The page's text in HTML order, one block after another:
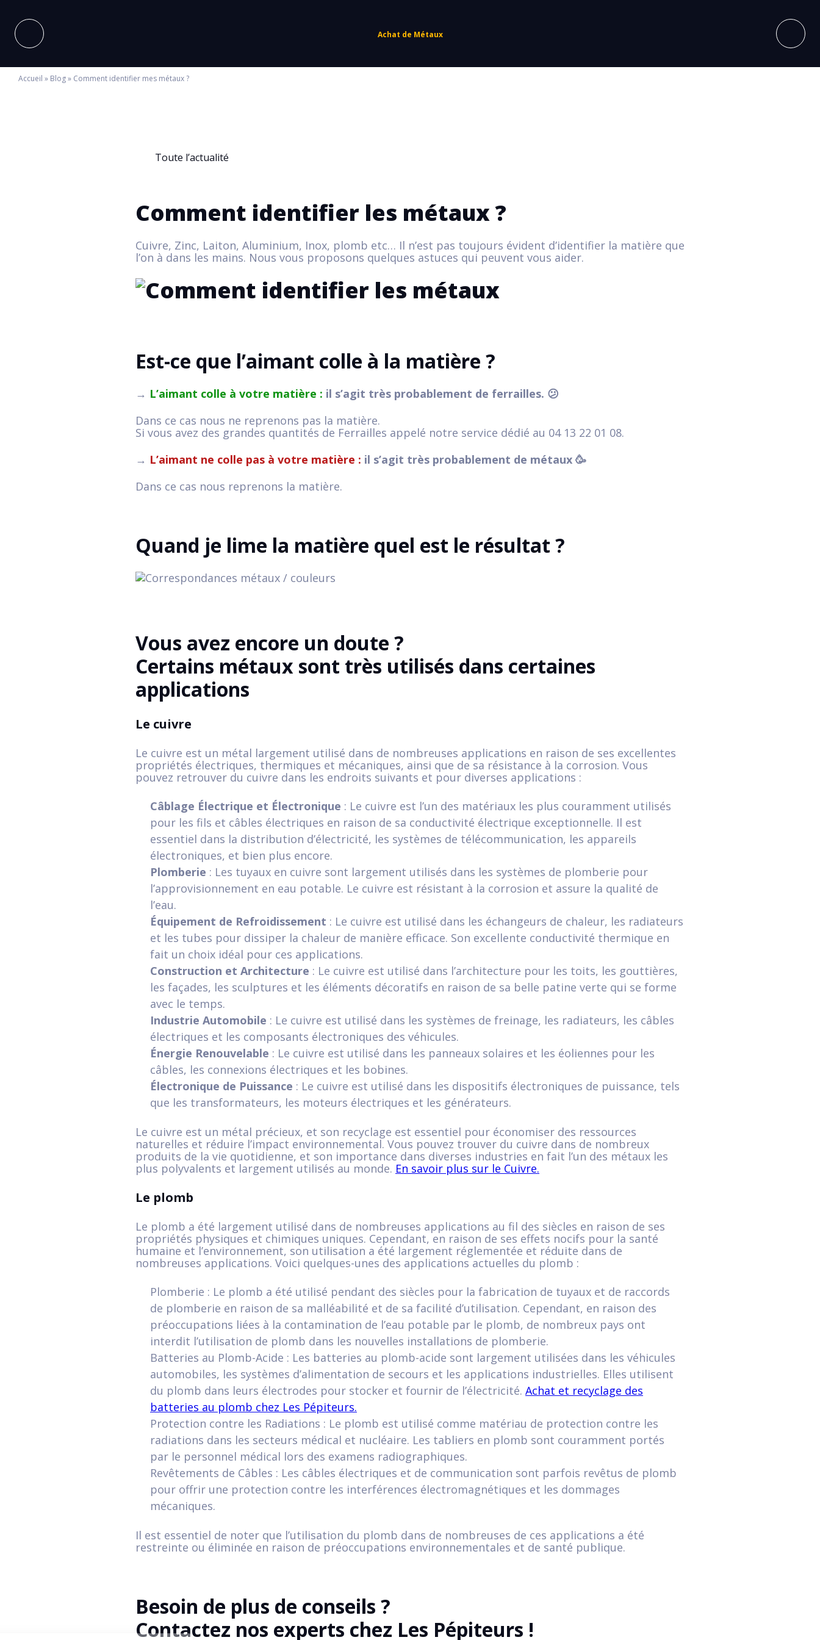
Achat de Métaux
Accueil » Blog» Comment identifier mes métaux ?
Toute l’actualité
Comment identifier les métaux ?
Cuivre, Zinc, Laiton, Aluminium, Inox, plomb etc… Il n’est pas toujours évident d’identifier la matière que
l’on à dans les mains. Nous vous proposons quelques astuces qui peuvent vous aider.
Est-ce que l’aimant colle à la matière ?
→ L’aimant colle à votre matière : il s’agit très probablement de ferrailles. 😕
Dans ce cas nous ne reprenons pas la matière.
Si vous avez des grandes quantités de Ferrailles appelé notre service dédié au 04 13 22 01 08.
→ L’aimant ne colle pas à votre matière : il s’agit très probablement de métaux 🥳
Dans ce cas nous reprenons la matière.
Quand je lime la matière quel est le résultat ?
Vous avez encore un doute ?
Certains métaux sont très utilisés dans certaines
applications
Le cuivre
Le cuivre est un métal largement utilisé dans de nombreuses applications en raison de ses excellentes
propriétés électriques, thermiques et mécaniques, ainsi que de sa résistance à la corrosion. Vous
pouvez retrouver du cuivre dans les endroits suivants et pour diverses applications :
Câblage Électrique et Électronique : Le cuivre est l’un des matériaux les plus couramment utilisés
pour les fils et câbles électriques en raison de sa conductivité électrique exceptionnelle. Il est
essentiel dans la distribution d’électricité, les systèmes de télécommunication, les appareils
électroniques, et bien plus encore.
Plomberie : Les tuyaux en cuivre sont largement utilisés dans les systèmes de plomberie pour
l’approvisionnement en eau potable. Le cuivre est résistant à la corrosion et assure la qualité de
l’eau.
Équipement de Refroidissement : Le cuivre est utilisé dans les échangeurs de chaleur, les radiateurs
et les tubes pour dissiper la chaleur de manière efficace. Son excellente conductivité thermique en
fait un choix idéal pour ces applications.
Construction et Architecture : Le cuivre est utilisé dans l’architecture pour les toits, les gouttières,
les façades, les sculptures et les éléments décoratifs en raison de sa belle patine verte qui se forme
avec le temps.
Industrie Automobile : Le cuivre est utilisé dans les systèmes de freinage, les radiateurs, les câbles
électriques et les composants électroniques des véhicules.
Énergie Renouvelable : Le cuivre est utilisé dans les panneaux solaires et les éoliennes pour les
câbles, les connexions électriques et les bobines.
Électronique de Puissance : Le cuivre est utilisé dans les dispositifs électroniques de puissance, tels
que les transformateurs, les moteurs électriques et les générateurs.
Le cuivre est un métal précieux, et son recyclage est essentiel pour économiser des ressources
naturelles et réduire l’impact environnemental. Vous pouvez trouver du cuivre dans de nombreux
produits de la vie quotidienne, et son importance dans diverses industries en fait l’un des métaux les
plus polyvalents et largement utilisés au monde. En savoir plus sur le Cuivre.
Le plomb
Le plomb a été largement utilisé dans de nombreuses applications au fil des siècles en raison de ses
propriétés physiques et chimiques uniques. Cependant, en raison de ses effets nocifs pour la santé
humaine et l’environnement, son utilisation a été largement réglementée et réduite dans de
nombreuses applications. Voici quelques-unes des applications actuelles du plomb :
Plomberie : Le plomb a été utilisé pendant des siècles pour la fabrication de tuyaux et de raccords
de plomberie en raison de sa malléabilité et de sa facilité d’utilisation. Cependant, en raison des
préoccupations liées à la contamination de l’eau potable par le plomb, de nombreux pays ont
interdit l’utilisation de plomb dans les nouvelles installations de plomberie.
Batteries au Plomb-Acide : Les batteries au plomb-acide sont largement utilisées dans les véhicules
automobiles, les systèmes d’alimentation de secours et les applications industrielles. Elles utilisent
du plomb dans leurs électrodes pour stocker et fournir de l’électricité. Achat et recyclage des
batteries au plomb chez Les Pépiteurs.
Protection contre les Radiations : Le plomb est utilisé comme matériau de protection contre les
radiations dans les secteurs médical et nucléaire. Les tabliers en plomb sont couramment portés
par le personnel médical lors des examens radiographiques.
Revêtements de Câbles : Les câbles électriques et de communication sont parfois revêtus de plomb
pour offrir une protection contre les interférences électromagnétiques et les dommages
mécaniques.
Il est essentiel de noter que l’utilisation du plomb dans de nombreuses de ces applications a été
restreinte ou éliminée en raison de préoccupations environnementales et de santé publique.
Besoin de plus de conseils ?
Contactez nos experts chez Les Pépiteurs !